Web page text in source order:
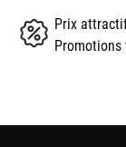
Prix
Promotions